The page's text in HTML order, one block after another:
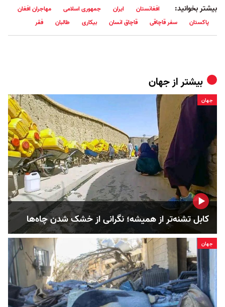
بیشتر بخوانید: افغانستان ایران جمهوری اسلامی
مهاجران افغان
پاکستان
سفر قاچاقی قاچاق انسان بیکاری طالبان فقر
بیشتر ازجهان
جهان
کابل تشنه‌تر از همیشه؛ نگرانی از خشک‌ شدن چاه‌ها
جهان